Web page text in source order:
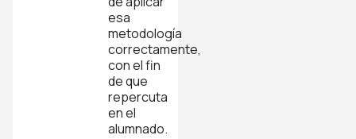
esa
metodología
correctamente,
con el fin
de que
repercuta
en el
alumnado.